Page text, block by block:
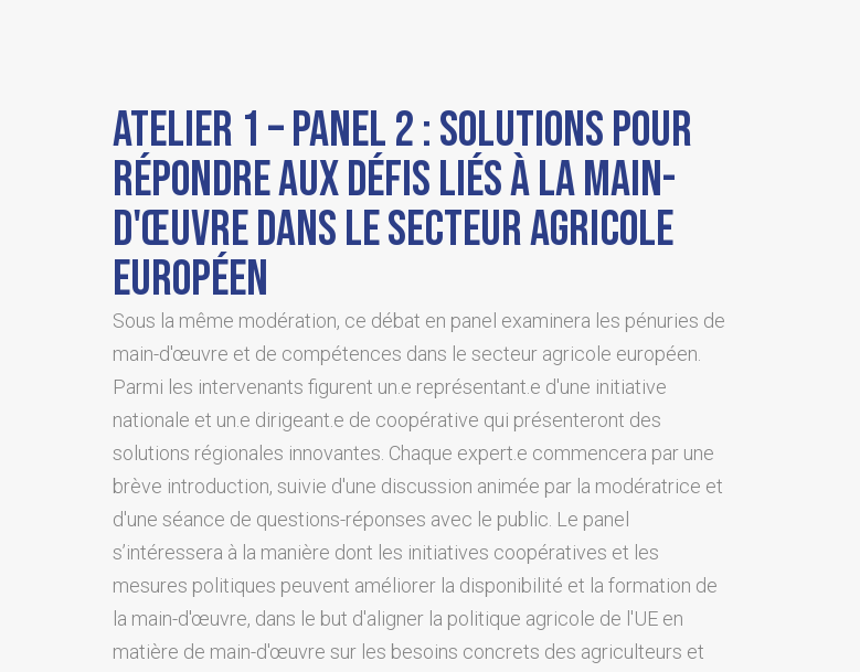
ATELIER 1 – PANEL 2 : SOLUTIONS POUR
RÉPONDRE AUX DÉFIS LIÉS À LA MAIN-
D'ŒUVRE DANS LE SECTEUR AGRICOLE
EUROPÉEN
Sous la même modération, ce débat en panel examinera les pénuries de
main-d'œuvre et de compétences dans le secteur agricole européen.
Parmi les intervenants figurent un.e représentant.e d'une initiative
nationale et un.e dirigeant.e de coopérative qui présenteront des
solutions régionales innovantes. Chaque expert.e commencera par une
brève introduction, suivie d'une discussion animée par la modératrice et
d'une séance de questions-réponses avec le public. Le panel
s’intéressera à la manière dont les initiatives coopératives et les
mesures politiques peuvent améliorer la disponibilité et la formation de
la main-d'œuvre, dans le but d'aligner la politique agricole de l'UE en
matière de main-d'œuvre sur les besoins concrets des agriculteurs et